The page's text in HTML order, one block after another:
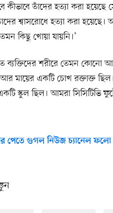
কীভাবে তাঁদের হত্যা করা হয়েছে
শ্বাসরোধে হত্যা করা
কিছু খোয়া যায়নি।’
শরীরে তেমন কোনো
মায়ের একটি চোখ রক্তাক্ত
স্কুল ছিল। আমরা সিসিটিভি
পেতে গুগল নিউজ চ্যানেল